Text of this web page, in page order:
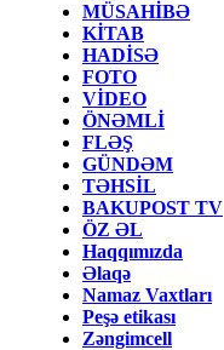
MÜSAHİBƏ
KİTAB
HADİSƏ
FOTO
VİDEO
ÖNƏMLİ
FLƏŞ
GÜNDƏM
TƏHSİL
BAKUPOST TV
ÖZ ƏL
Haqqımızda
Əlaqə
Namaz Vaxtları
Peşə etikası
Zəngimcell